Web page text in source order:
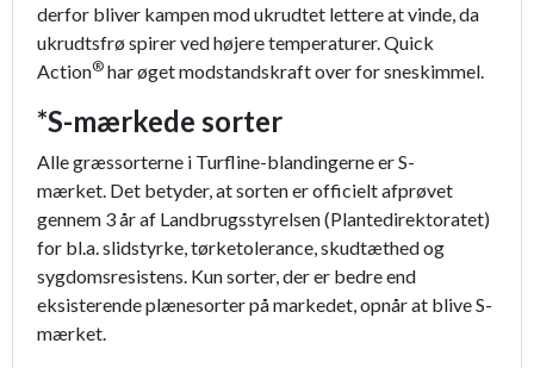
derfor bliver kampen mod ukrudtet lettere at vinde, da
ukrudtsfrø spirer ved højere temperaturer. Quick
Action® har øget modstandskraft over for sneskimmel.
*S-mærkede sorter
Alle græssorterne i Turfline-blandingerne er S-
mærket. Det betyder, at sorten er officielt afprøvet
gennem 3 år af Landbrugsstyrelsen (Plantedirektoratet)
for bl.a. slidstyrke, tørketolerance, skudtæthed og
sygdomsresistens. Kun sorter, der er bedre end
eksisterende plænesorter på markedet, opnår at blive S-
mærket.